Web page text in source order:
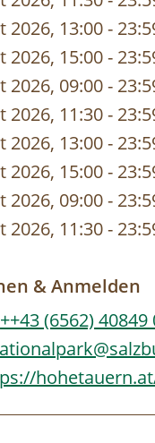
von unseren
vor dem
2026, 13:00- bis
2026, 15:00- bis
2026, 09:00- bis
2026, 11:30- bis
2026, 13:00- bis
2026, 15:00- bis
2026, 09:00- bis
2026, 11:30- bis
& Anmelden
++43 (6562) 40849